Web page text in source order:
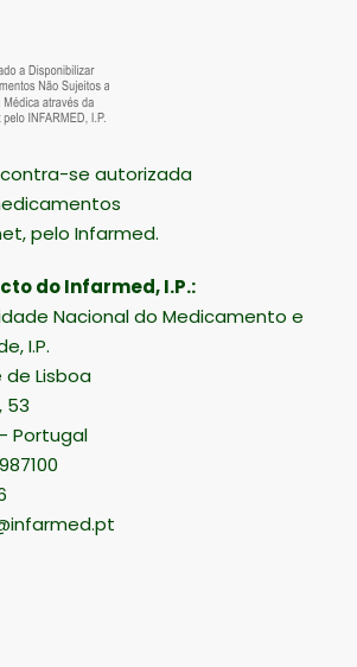
se autorizada
pelo Infarmed.
do Infarmed, I.P.:
Nacional do Medicamento e
I.P.
de Lisboa
53
Portugal